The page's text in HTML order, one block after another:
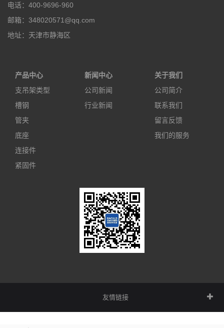
电话：400-9696-960
邮箱：348020571@qq.com
地址：天津市静海区
产品中心
支吊架类型
槽钢
管夹
底座
连接件
紧固件
新闻中心
公司新闻
行业新闻
关于我们
公司简介
联系我们
留言反馈
我们的服务
友情链接